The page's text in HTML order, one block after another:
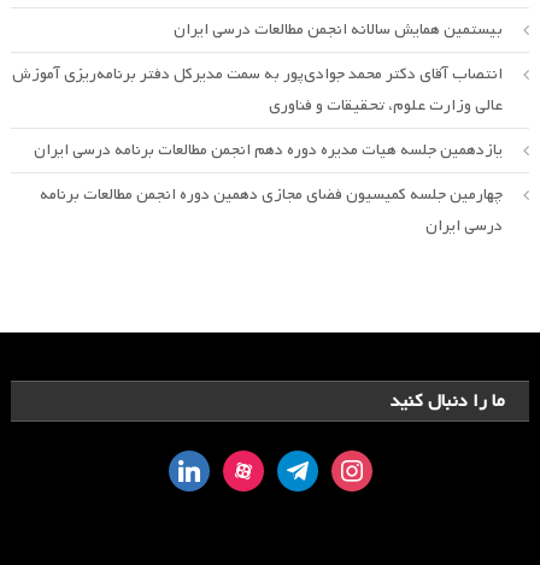
بیستمین همایش سالانه انجمن مطالعات درسی ایران
انتصاب آقای دکتر محمد جوادی‌پور به سمت مدیرکل دفتر برنامه‌ریزی آموزش
عالی وزارت علوم، تحقیقات و فناوری
یازدهمین جلسه هیات مدیره دوره دهم انجمن مطالعات برنامه درسی ایران
چهارمین جلسه کمیسیون فضای مجازی دهمین دوره انجمن مطالعات برنامه
درسی ایران
ما را دنبال کنید
instagram
telegram
aparat
linkedin